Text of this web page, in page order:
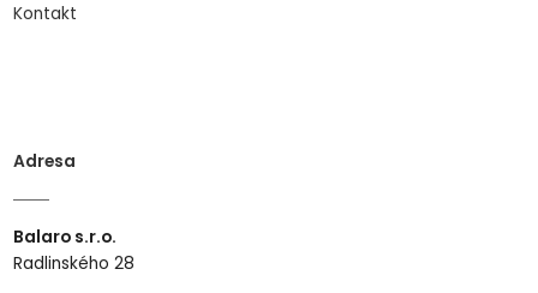
Kontakt
Adresa
Balaro s.r.o.
Radlinského 28